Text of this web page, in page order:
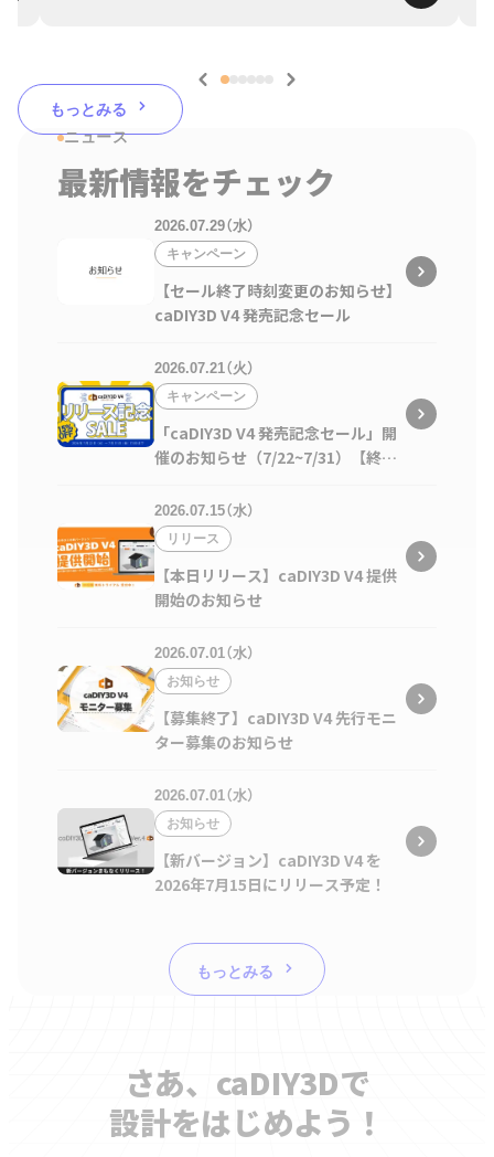
もっとみる
ニュース
最新情報をチェック
2026.07.29（水）
キャンペーン
【セール終了時刻変更のお知らせ】
caDIY3D V4 発売記念セール
2026.07.21（火）
キャンペーン
「caDIY3D V4 発売記念セール」開
催のお知らせ（7/22~7/31）【終了
2026.07.15（水）
リリース
【本日リリース】caDIY3D V4 提供
開始のお知らせ
2026.07.01（水）
お知らせ
【募集終了】caDIY3D V4 先行モニ
ター募集のお知らせ
2026.07.01（水）
お知らせ
【新バージョン】caDIY3D V4 を
2026年7月15日にリリース予定！
もっとみる
さあ、caDIY3Dで
設計をはじめよう！